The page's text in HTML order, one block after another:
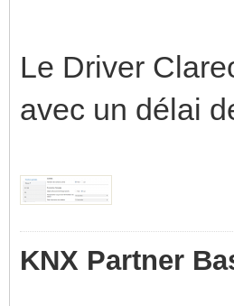
Le Driver
avec un délai
KNX Partner